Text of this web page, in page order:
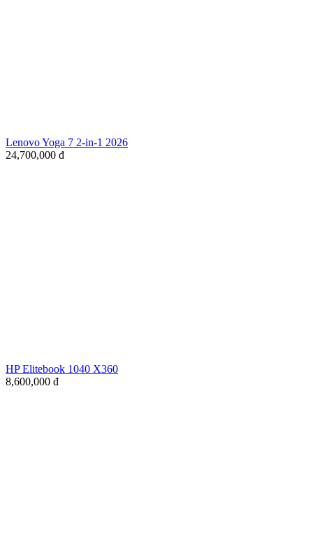
Lenovo Yoga 7 2-in-1 2026
24,700,000 đ
HP Elitebook 1040 X360
8,600,000 đ